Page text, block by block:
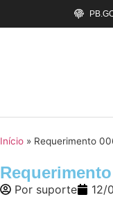
Início » Requerimento
Por suporte
12/